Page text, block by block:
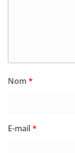
Nom *
E-mail*